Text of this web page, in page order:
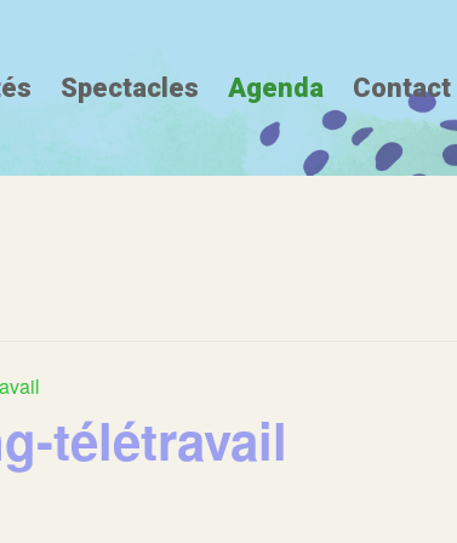
Spectacles Agenda Contact
télétravail